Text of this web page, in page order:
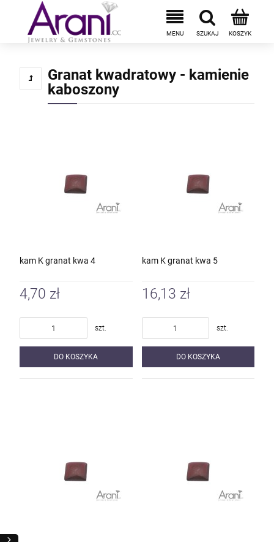
Granat kwadratowy - kamienie
kaboszony
kam K granat kwa 4
4,70 zł
szt.
DO KOSZYKA
kam K granat kwa 5
16,13 zł
szt.
DO KOSZYKA